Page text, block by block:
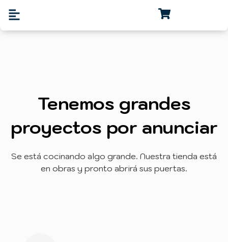
Tenemos grandes
proyectos por anunciar
Se está cocinando algo grande. Nuestra tienda está
en obras y pronto abrirá sus puertas.